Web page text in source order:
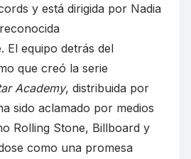
y está dirigida por Nadia
El equipo detrás del
que creó la serie
Academy, distribuida por
sido aclamado por medios
Rolling Stone, Billboard y
como una promesa